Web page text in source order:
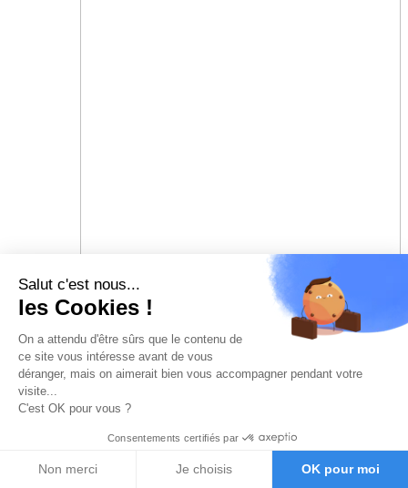
Salut c'est nous...
les Cookies !
On a attendu d'être sûrs que le contenu de
ce site vous intéresse avant de vous
déranger, mais on aimerait bien vous accompagner pendant votre
visite...
C'est OK pour vous ?
Consentements certifiés par
Non merci Je choisis OK pour moi